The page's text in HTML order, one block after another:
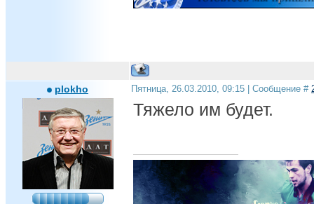
plokho Пятница, 26.03.2010, 09:15 | Сообщение #
Тяжело им будет.